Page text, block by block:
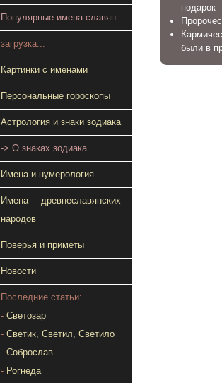
подарок
были в
Популярные имена славян
загрузка...
Картинки с именами
Персональные гороскопы
Астрология и знаки зодиака
-> О знаках зодиака
Имена и нумерология
Имена древнеславянских
народов
Поверья и приметы
Новости
Последние статьи:
- Светозар
- Светик, Светил, Светило
- Соброслав
- Рогнеда